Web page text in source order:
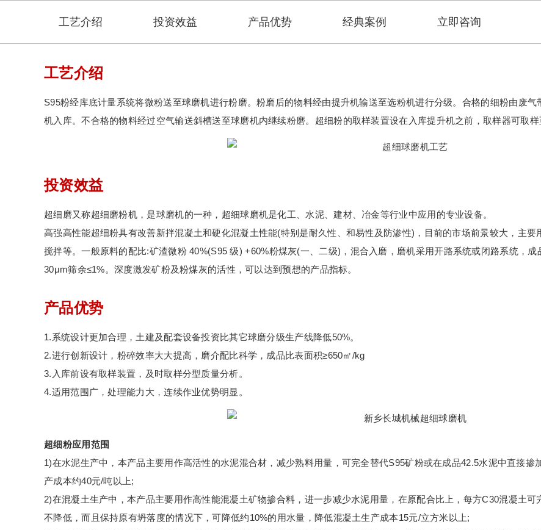
工艺介绍 投资效益 产品优势 经典案例 立即咨询
工艺介绍
S95粉经库底计量系统将微粉送至球磨机进行粉磨。粉磨后的物料经由提升机输送至选粉机进行分级。合格的细粉由废
机入库。不合格的物料经过空气输送斜槽送至球磨机内继续粉磨。超细粉的取样装置设在入库提升机之前，取样器可取
投资效益
超细磨又称超细磨粉机，是球磨机的一种，超细球磨机是化工、水泥、建材、冶金等行业中应用的专业设备。
高强高性能超细粉具有改善新拌混凝土和硬化混凝土性能(特别是耐久性、和易性及防渗性)，目前的市场前景较大，主
搅拌等。一般原料的配比:矿渣微粉 40%(S95 级) +60%粉煤灰(一、二级)，混合入磨，磨机采用开路系统或闭路系统，
30μm筛余≤1%。深度激发矿粉及粉煤灰的活性，可以达到预想的产品指标。
产品优势
1.系统设计更加合理，土建及配套设备投资比其它球磨分级生产线降低50%。
2.进行创新设计，粉碎效率大大提高，磨介配比科学，成品比表面积≥650㎡/kg
3.入库前设有取样装置，及时取样分型质量分析。
4.适用范围广，处理能力大，连续作业优势明显。
超细粉应用范围
1)在水泥生产中，本产品主要用作高活性的水泥混合材，减少熟料用量，可完全替代S95矿粉或在成品42.5水泥中直接
产成本约40元/吨以上;
2)在混凝土生产中，本产品主要用作高性能混凝土矿物掺合料，进一步减少水泥用量，在原配合比上，每方C30混凝土
不降低，而且保持原有坍落度的情况下，可降低约10%的用水量，降低混凝土生产成本15元/立方米以上;